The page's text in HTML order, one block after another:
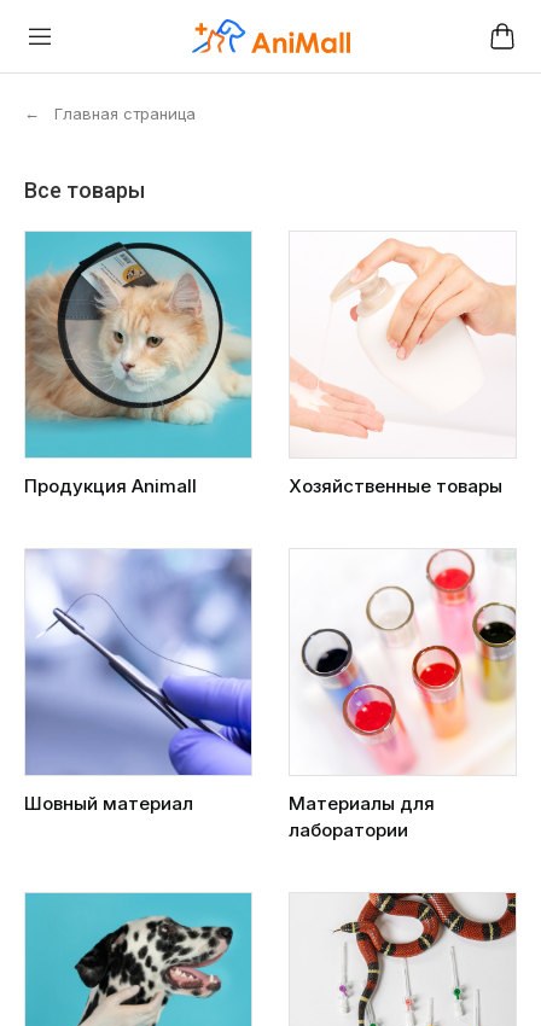
← Главная страница
Все товары
Продукция Animall Хозяйственные товары
Шовный материал
Материалы для
лаборатории